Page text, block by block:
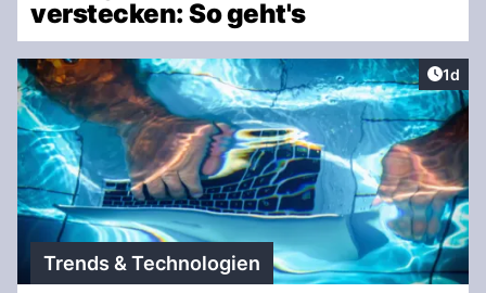
verstecken: So geht's
1d
Trends & Technologien